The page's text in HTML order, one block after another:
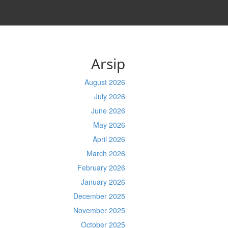
Arsip
August 2026
July 2026
June 2026
May 2026
April 2026
March 2026
February 2026
January 2026
December 2025
November 2025
October 2025